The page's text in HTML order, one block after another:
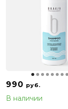
990 руб.
В наличии